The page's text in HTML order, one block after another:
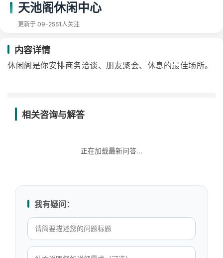
天池阁休闲中心
更新于 09-2551人关注
内容详情
休闲阁是你安排商务洽谈、朋友聚会、休息的最佳场所。
相关咨询与解答
正在加载最新问答...
我有疑问：